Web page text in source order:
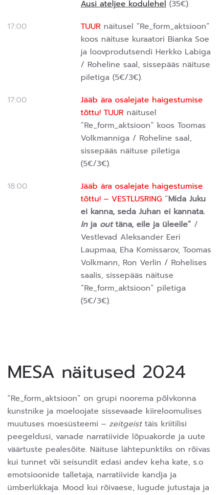
Ausi ateljee kodulehel (35€).
17:00
TUUR näitusel “Re_form_aktsioon”
koos näituse kuraatori Bianka Soe
ja loovprodutsendi Herkko Labiga
/ Roheline saal, sissepääs näituse
piletiga (5€/3€).
17:00
Jääb ära osalejate haigestumise
tõttu! TUUR näitusel
“Re_form_aktsioon” koos Toomas
Volkmanniga / Roheline saal,
sissepääs näituse piletiga
(5€/3€).
18:00
Jääb ära osalejate haigestumise
tõttu! – VESTLUSRING “Mida Juku
ei kanna, seda Juhan ei kannata.
Inja outtäna, eile ja üleeile” /
Vestlevad Aleksander Eeri
Laupmaa, Eha Komissarov, Toomas
Volkmann, Ron Verlin / Rohelises
saalis, sissepääs näituse
“Re_form_aktsioon” piletiga
(5€/3€).
MESA näitused 2024
“Re_form_aktsioon” on grupi noorema põlvkonna
kunstnike ja moeloojate sissevaade kiireloomulises
muutuses moesüsteemi – zeitgeist täis kriitilisi
peegeldusi, vanade narratiivide lõpuakorde ja uute
väärtuste pealesõite. Näituse lähtepunktiks on rõivas
kui tunnet või seisundit edasi andev keha kate, s.o
emotsioonide talletaja, narratiivide kandja ja
ümberlükkaja. Mood kui rõivaese, lugude jutustaja ja